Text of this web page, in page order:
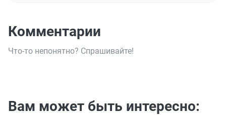
Комментарии
Что-то непонятно? Спрашивайте!
Вам может быть интересно: